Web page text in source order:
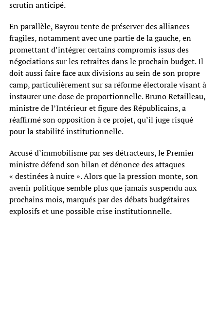
scrutin anticipé.
En parallèle, Bayrou tente de préserver des alliances
fragiles, notamment avec une partie de la gauche, en
promettant d’intégrer certains compromis issus des
négociations sur les retraites dans le prochain budget. Il
doit aussi faire face aux divisions au sein de son propre
camp, particulièrement sur sa réforme électorale visant à
instaurer une dose de proportionnelle. Bruno Retailleau,
ministre de l’Intérieur et figure des Républicains, a
réaffirmé son opposition à ce projet, qu’il juge risqué
pour la stabilité institutionnelle.
Accusé d’immobilisme par ses détracteurs, le Premier
ministre défend son bilan et dénonce des attaques
« destinées à nuire ». Alors que la pression monte, son
avenir politique semble plus que jamais suspendu aux
prochains mois, marqués par des débats budgétaires
explosifs et une possible crise institutionnelle.